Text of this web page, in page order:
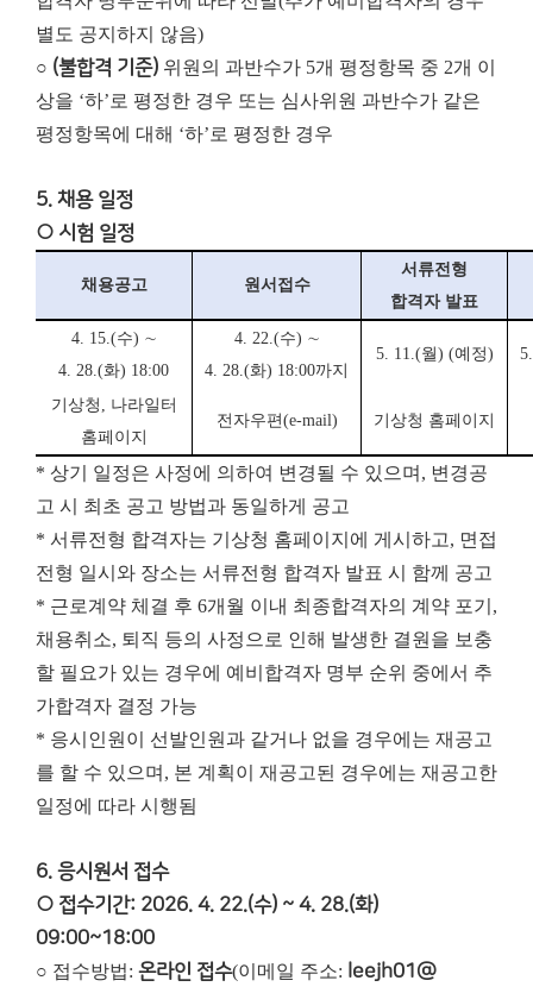
별도 공지하지 않음)
○ (불합격 기준) 위원의 과반수가 5개 평정항목 중 2개 이
상을 ‘하’로 평정한 경우 또는 심사위원 과반수가 같은
평정항목에 대해 ‘하’로 평정한 경우
5. 채용 일정
○ 시험 일정
채용공고 원서접수
서류전형
합격자 발표
4. 15.(수) ∼
4. 28.(화) 18:00
4. 22.(수) ∼
4. 28.(화) 18:00까지
5. 11.(월) (예정)
기상청 , 나라일터
홈페이지
전자우편(e-mail) 기상청 홈페이지
* 상기 일정은 사정에 의하여 변경될 수 있으며, 변경공
고 시 최초 공고 방법과 동일하게 공고
* 서류전형 합격자는 기상청 홈페이지에 게시하고, 면접
전형 일시와 장소는 서류전형 합격자 발표 시 함께 공고
* 근로계약 체결 후 6개월 이내 최종합격자의 계약 포기,
채용취소, 퇴직 등의 사정으로 인해 발생한 결원을 보충
할 필요가 있는 경우에 예비합격자 명부 순위 중에서 추
가합격자 결정 가능
* 응시인원이 선발인원과 같거나 없을 경우에는 재공고
를 할 수 있으며, 본 계획이 재공고된 경우에는 재공고한
일정에 따라 시행됨
6. 응시원서 접수
○ 접수기간: 2026. 4. 22.(수) ~ 4. 28.(화)
09:00~18:00
○ 접수방법: 온라인 접수(이메일 주소: leejh01@